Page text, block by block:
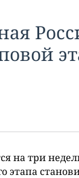
на три
этапа